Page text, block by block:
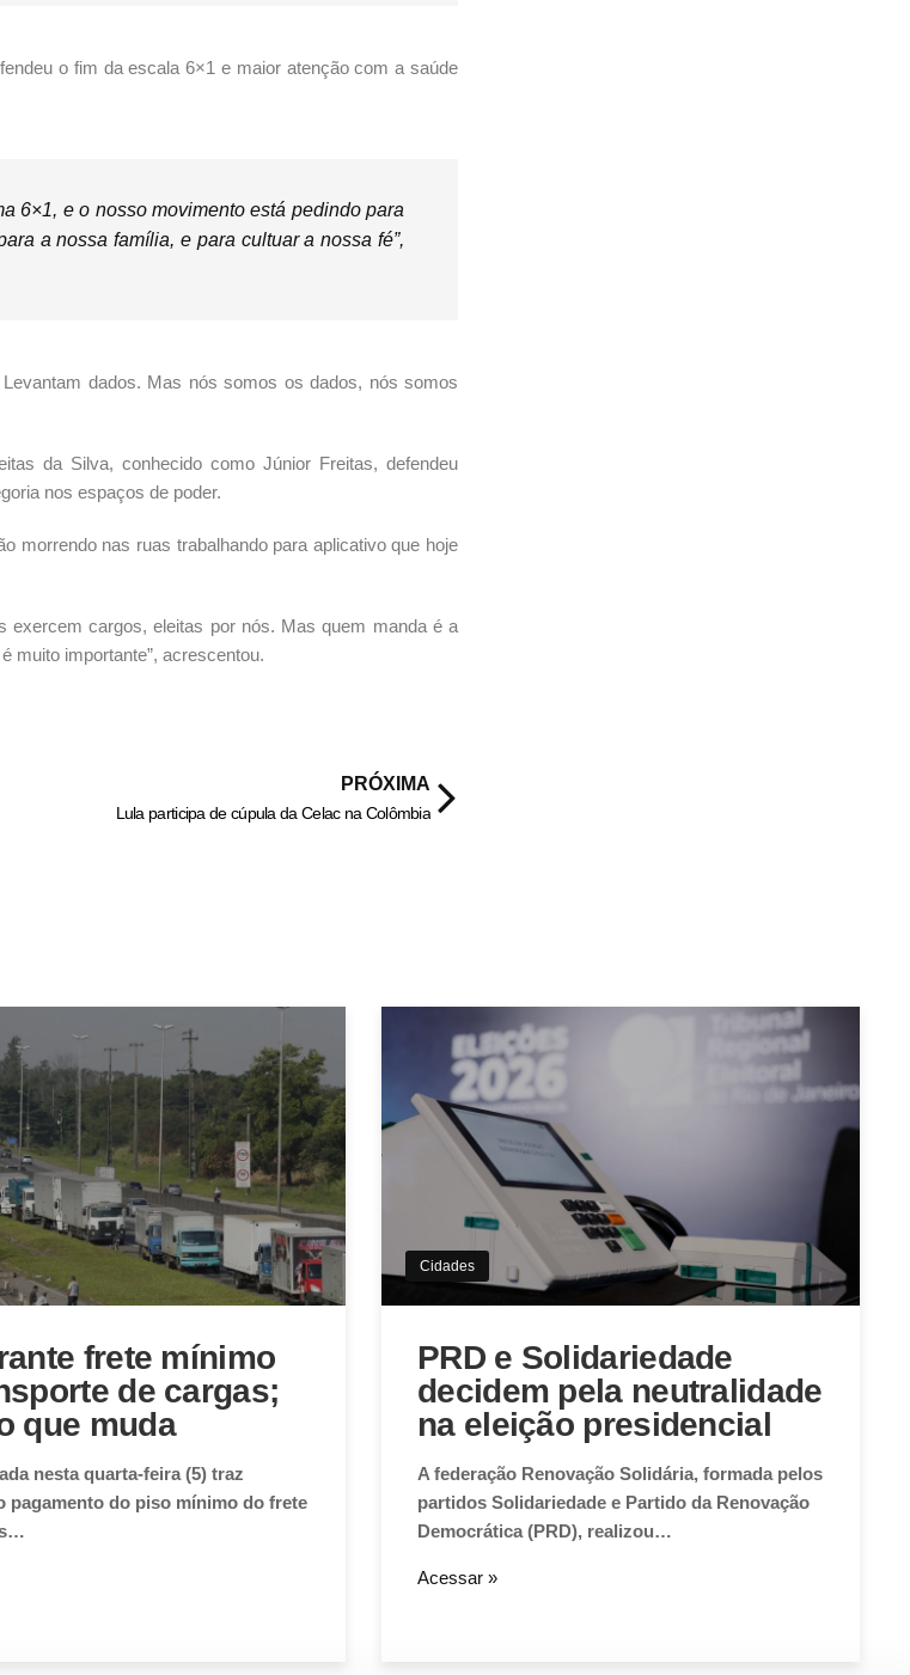
o fim da escala 6×1 e maior atenção com a saúde
6×1, e o nosso movimento está pedindo para
a nossa família, e para cultuar a nossa fé”,
dados. Mas nós somos os dados, nós somos
da Silva, conhecido como Júnior Freitas, defendeu
nos espaços de poder.
morrendo nas ruas trabalhando para aplicativo que hoje
exercem cargos, eleitas por nós. Mas quem manda é a
muito importante”, acrescentou.
PRÓXIMA
Lula participa de cúpula da Celac na Colômbia
frete mínimo
de cargas;
que muda
nesta quarta-feira (5) traz
pagamento do piso mínimo do frete
Cidades
PRD e Solidariedade
decidem pela neutralidade
na eleição presidencial
A federação Renovação Solidária, formada pelos
partidos Solidariedade e Partido da Renovação
Democrática (PRD), realizou…
Acessar »